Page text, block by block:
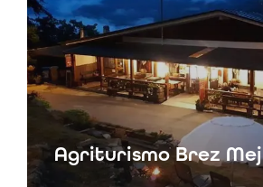
Agriturismo Brez Mej